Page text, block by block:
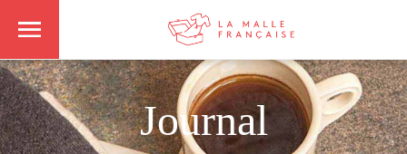
Journal